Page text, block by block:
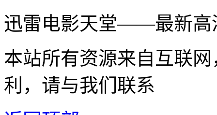
迅雷电影天堂——最新高
本站所有资源来自互联
利，请与我们联系